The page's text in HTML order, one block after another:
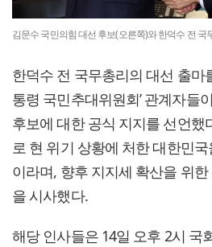
김문수 국민의힘 대선 후보(오른쪽)와 한덕수 전
한덕수 전 국무총리의 대선 출마
통령 국민추대위원회’ 관계자들
후보에 대한 공식 지지를 선언했
로 현 위기 상황에 처한 대한민
이라며, 향후 지지세 확산을 위
을 시사했다.
해당 인사들은 14일 오후 2시 국